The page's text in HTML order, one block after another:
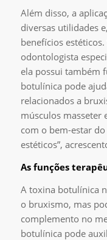
Além disso, a
diversas utilidades
benefícios estéticos.
odontologista
ela possui também
botulínica pode
relacionados a
músculos
com o bem-estar
estéticos”,
As funções
A toxina botulínica
o bruxismo, mas
complemento no
botulínica pode